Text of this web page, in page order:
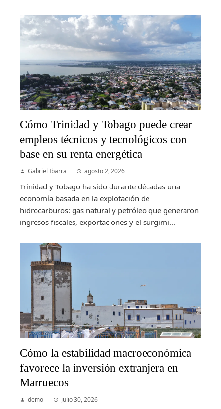
Cómo Trinidad y Tobago puede crear
empleos técnicos y tecnológicos con
base en su renta energética
Gabriel Ibarra agosto 2, 2026
Trinidad y Tobago ha sido durante décadas una
economía basada en la explotación de
hidrocarburos: gas natural y petróleo que generaron
ingresos fiscales, exportaciones y el surgimi...
Cómo la estabilidad macroeconómica
favorece la inversión extranjera en
Marruecos
demo julio 30, 2026